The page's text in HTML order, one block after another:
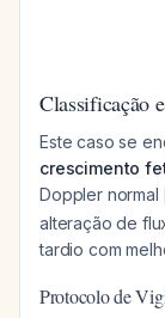
Classificação
Este caso se
crescimento
Doppler normal
alteração de
tardio com
Protocolo de